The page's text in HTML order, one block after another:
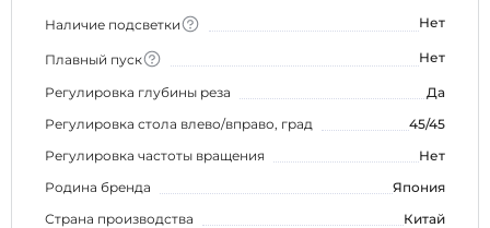
Наличие подсветки Нет
Плавный пуск Нет
Регулировка глубины реза
Да
Регулировка стола влево/вправо, град
45/45
Регулировка частоты вращения
Нет
Родина бренда
Япония
Страна производства
Китай